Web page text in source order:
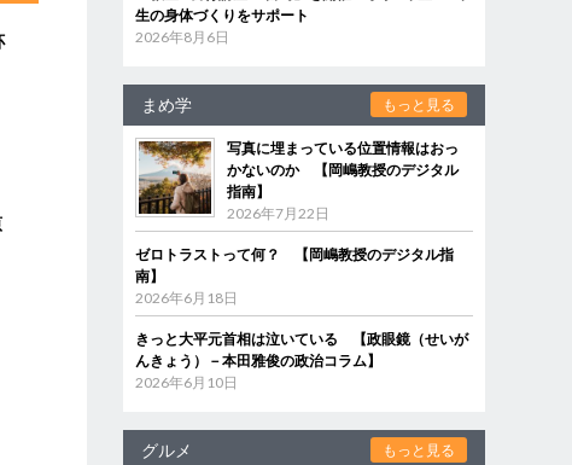
生の身体づくりをサポート
2026年8月6日
まめ学 もっと見る
写真に埋まっている位置情報はおっ
かないのか 【岡嶋教授のデジタル
指南】
2026年7月22日
ゼロトラストって何？ 【岡嶋教授のデジタル指
南】
2026年6月18日
きっと大平元首相は泣いている 【政眼鏡（せいが
んきょう）－本田雅俊の政治コラム】
2026年6月10日
グルメ もっと見る